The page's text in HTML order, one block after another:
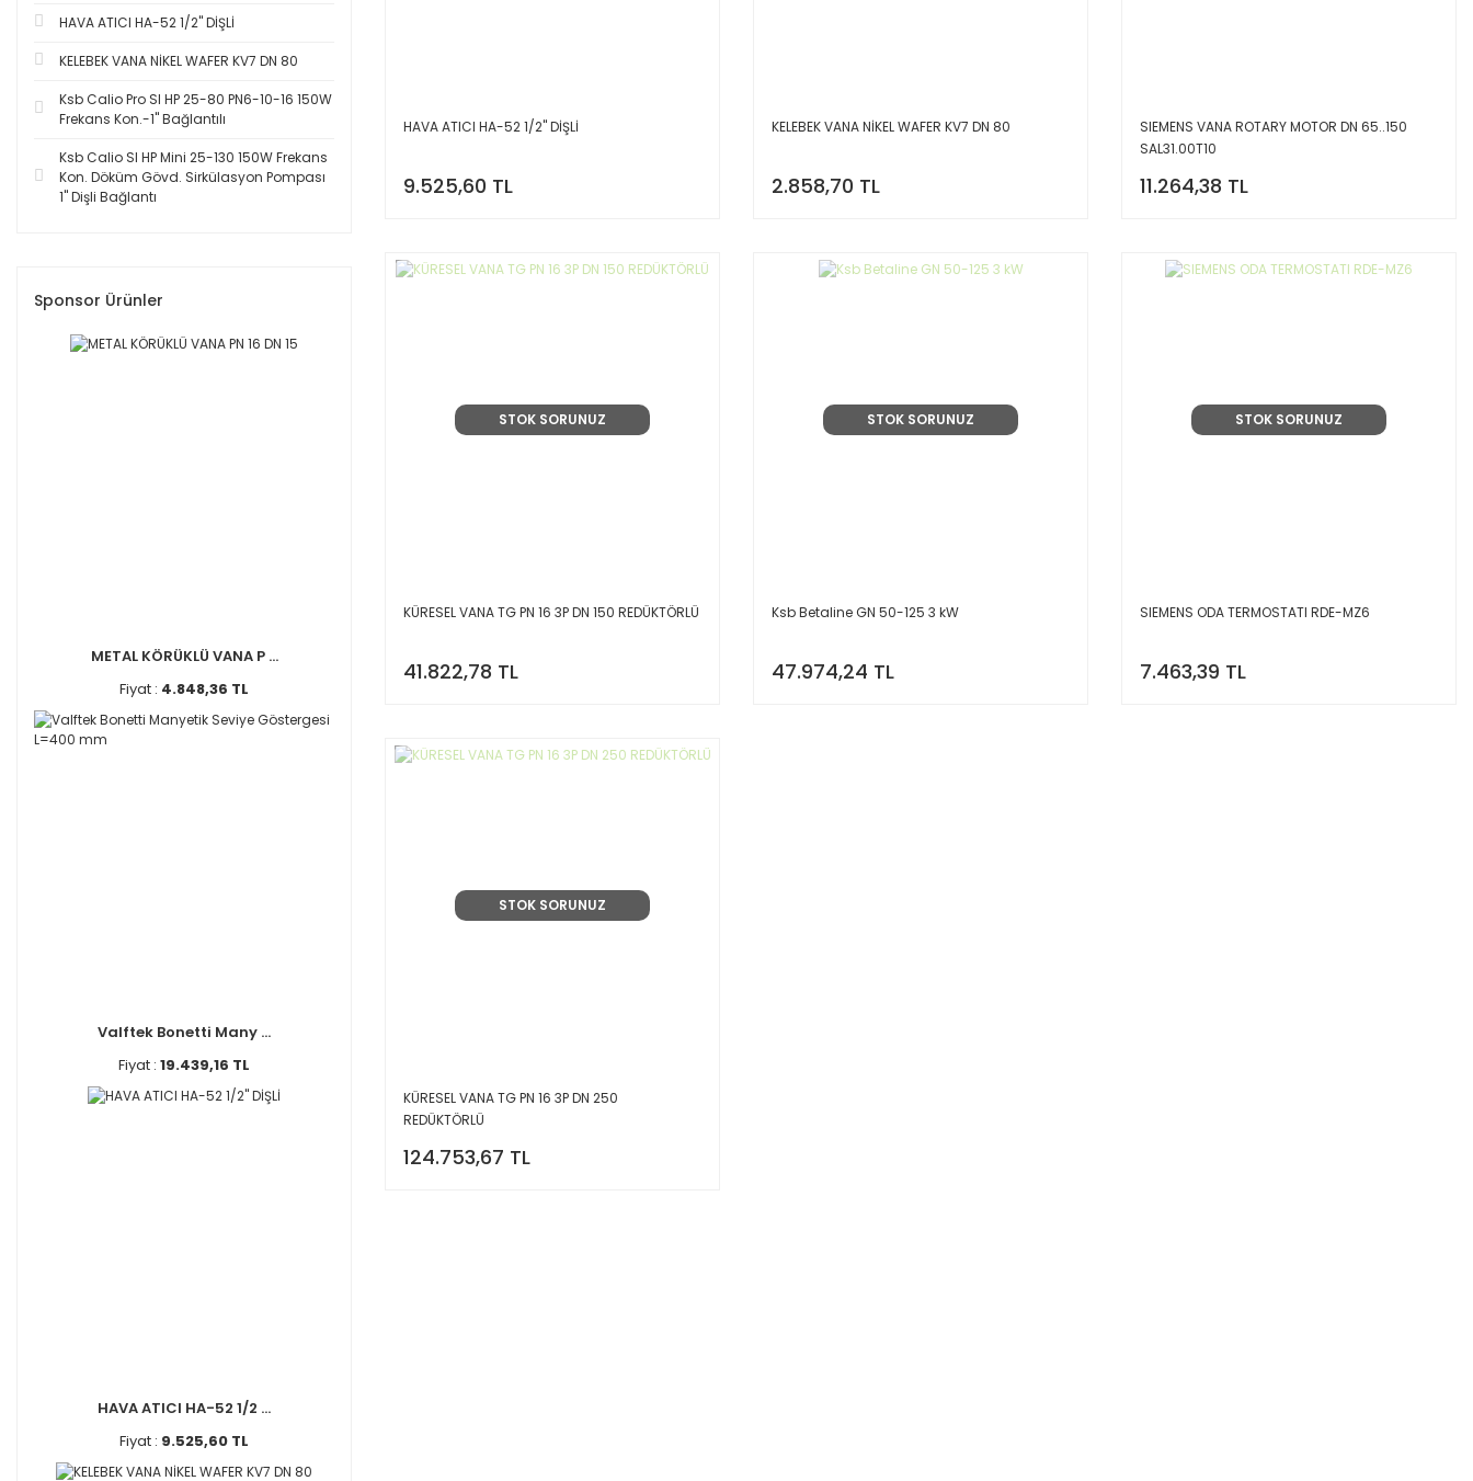
HAVA ATICI HA-52 1/2'' DİŞLİ
KELEBEK VANA NİKEL WAFER KV7 DN 80
Ksb Calio Pro SI HP 25-80 PN6-10-16 150W
Frekans Kon.-1'' Bağlantılı
Ksb Calio SI HP Mini 25-130 150W Frekans
Kon. Döküm Gövd. Sirkülasyon Pompası
1'' Dişli Bağlantı
Sponsor Ürünler
METAL KÖRÜKLÜ VANA P ...
Fiyat : 4.848,36 TL
Valftek Bonetti Many ...
Fiyat : 19.439,16 TL
HAVA ATICI HA-52 1/2 ...
Fiyat : 9.525,60 TL
HAVA ATICI HA-52 1/2'' DİŞLİ
9.525,60 TL
KELEBEK VANA NİKEL WAFER KV7 DN 80
2.858,70 TL
SIEMENS VANA ROTARY MOTOR DN 65..150
SAL31.00T10
11.264,38 TL
STOK SORUNUZ
KÜRESEL VANA TG PN 16 3P DN 150 REDÜKTÖRLÜ
41.822,78 TL
STOK SORUNUZ
Ksb Betaline GN 50-125 3 kW
47.974,24 TL
STOK SORUNUZ
SIEMENS ODA TERMOSTATI RDE-MZ6
7.463,39 TL
STOK SORUNUZ
KÜRESEL VANA TG PN 16 3P DN 250
REDÜKTÖRLÜ
124.753,67 TL